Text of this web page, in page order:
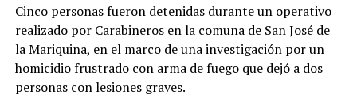
Cinco personas fueron detenidas durante un operativo
realizado por Carabineros en la comuna de San José de
la Mariquina, en el marco de una investigación por un
homicidio frustrado con arma de fuego que dejó a dos
personas con lesiones graves.